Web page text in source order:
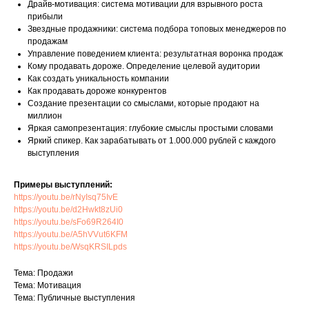
Драйв-мотивация: система мотивации для взрывного роста
прибыли
Звездные продажники: система подбора топовых менеджеров по
продажам
Управление поведением клиента: результатная воронка продаж
Кому продавать дороже. Определение целевой аудитории
Как создать уникальность компании
Как продавать дороже конкурентов
Создание презентации со смыслами, которые продают на
миллион
Яркая самопрезентация: глубокие смыслы простыми словами
Яркий спикер. Как зарабатывать от 1.000.000 рублей с каждого
выступления
Примеры выступлений:
https://youtu.be/rNyIsq75IvE
https://youtu.be/d2Hwkt8zUi0
https://youtu.be/sFo69R264I0
https://youtu.be/A5hVVut6KFM
https://youtu.be/WsqKRSILpds
Тема: Продажи
Тема: Мотивация
Тема: Публичные выступления